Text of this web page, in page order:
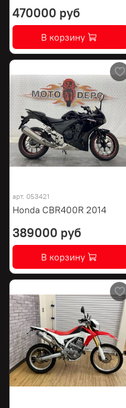
470000 руб
В корзину
арт. 053421
Honda CBR400R 2014
389000 руб
В корзину